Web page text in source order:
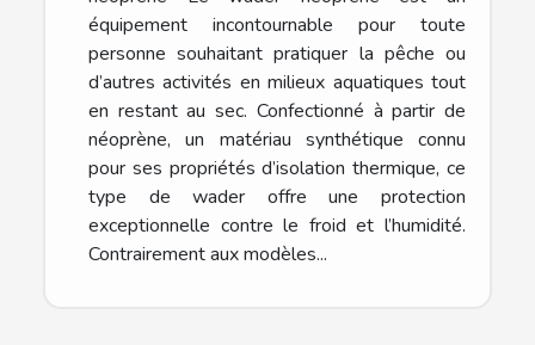
équipement incontournable pour toute
personne souhaitant pratiquer la pêche ou
d’autres activités en milieux aquatiques tout
en restant au sec. Confectionné à partir de
néoprène, un matériau synthétique connu
pour ses propriétés d’isolation thermique, ce
type de wader offre une protection
exceptionnelle contre le froid et l’humidité.
Contrairement aux modèles...